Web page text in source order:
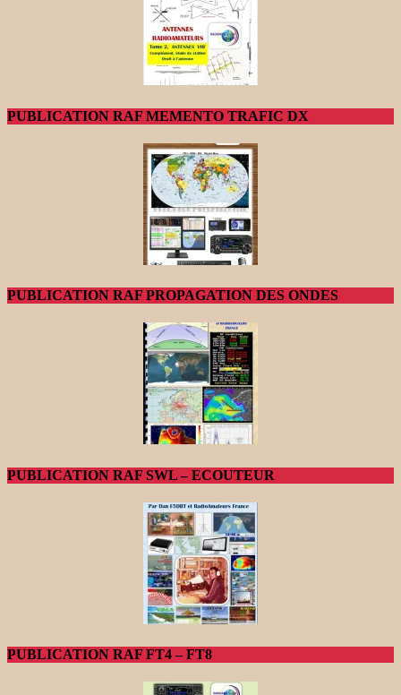
PUBLICATION RAF MEMENTO TRAFIC DX
PUBLICATION RAF PROPAGATION DES ONDES
PUBLICATION RAF SWL – ECOUTEUR
PUBLICATION RAF FT4 – FT8